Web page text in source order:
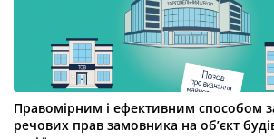
Правомірним і ефективним способом
речових прав замовника на об’єкт